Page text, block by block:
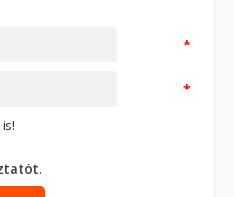
*
*
.